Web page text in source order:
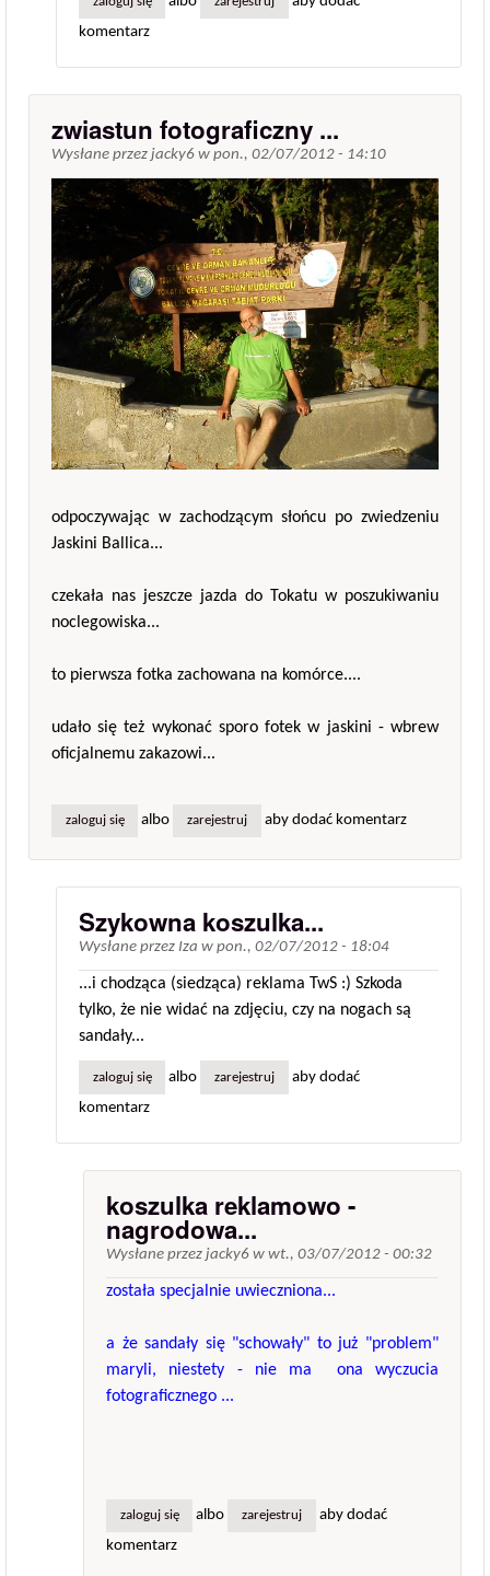
komentarz
zwiastun fotograficzny ...
Wysłane przez jacky6 w pon., 02/07/2012 - 14:10
odpoczywając w zachodzącym słońcu po zwiedzeniu
Jaskini Ballica...
czekała nas jeszcze jazda do Tokatu w poszukiwaniu
noclegowiska...
to pierwsza fotka zachowana na komórce....
udało się też wykonać sporo fotek w jaskini - wbrew
oficjalnemu zakazowi...
zaloguj się albo zarejestruj aby dodać komentarz
Szykowna koszulka...
Wysłane przez Iza w pon., 02/07/2012 - 18:04
...i chodząca (siedząca) reklama TwS :) Szkoda
tylko, że nie widać na zdjęciu, czy na nogach są
sandały...
zaloguj się albo zarejestruj
aby dodać
komentarz
koszulka reklamowo -
nagrodowa...
Wysłane przez jacky6 w wt., 03/07/2012 - 00:32
została specjalnie uwieczniona...
a że sandały się "schowały" to już "problem"
maryli, niestety - nie ma ona wyczucia
fotograficznego ...
zaloguj się albo zarejestruj
aby dodać
komentarz